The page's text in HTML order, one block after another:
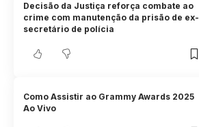
Decisão da Justiça reforça combate ao
crime com manutenção da prisão de ex-
secretário de polícia
Como Assistir ao Grammy Awards 2025
Ao Vivo